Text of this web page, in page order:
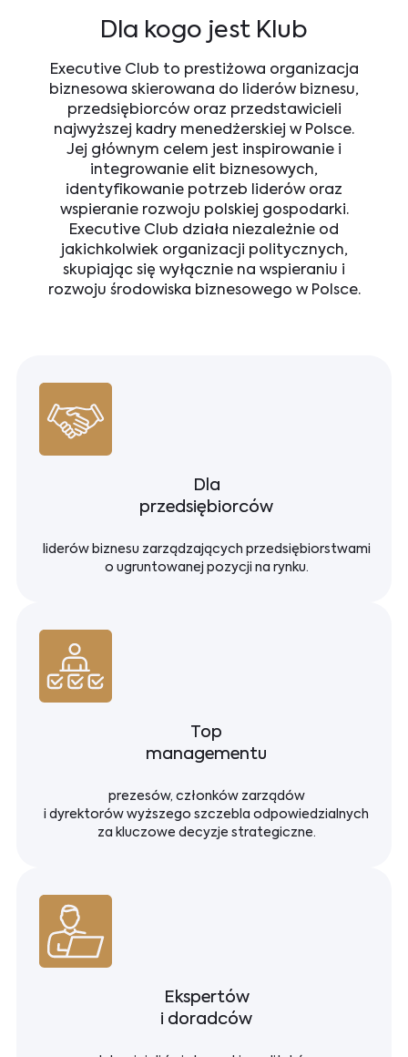
Dla kogo jest Klub
Executive Club to prestiżowa organizacja
biznesowa skierowana do liderów biznesu,
przedsiębiorców oraz przedstawicieli
najwyższej kadry menedżerskiej w Polsce.
Jej głównym celem jest inspirowanie i
integrowanie elit biznesowych,
identyfikowanie potrzeb liderów oraz
wspieranie rozwoju polskiej gospodarki.
Executive Club działa niezależnie od
jakichkolwiek organizacji politycznych,
skupiając się wyłącznie na wspieraniu i
rozwoju środowiska biznesowego w Polsce.
Dla
przedsiębiorców
liderów biznesu zarządzających przedsiębiorstwami
o ugruntowanej pozycji na rynku.
Top
managementu
prezesów, członków zarządów
i dyrektorów wyższego szczebla odpowiedzialnych
za kluczowe decyzje strategiczne.
Ekspertów
i doradców